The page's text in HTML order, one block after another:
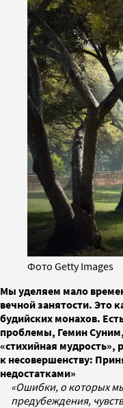
Фото Getty Images
Мы уделяем мало
вечной занятости. Это
будийских монахов.
проблемы, Гемин
«стихийная мудрость»,
к несовершенству:
недостатками»
«Ошибки, о которых
предубеждения,